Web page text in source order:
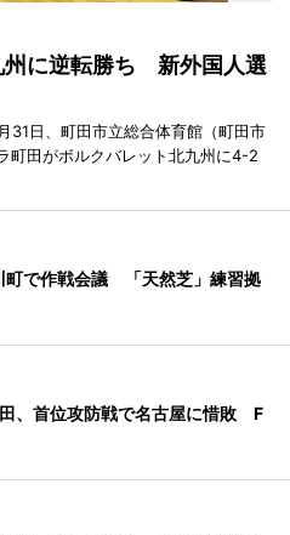
州に逆転勝ち 新外国人選
31日、町田市立総合体育館（町田市
町田がボルクバレット北九州に4-2
町で作戦会議 「天然芝」練習拠
、首位攻防戦で名古屋に惜敗 F